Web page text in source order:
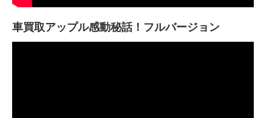
車買取アップル感動秘話！フルバージョン